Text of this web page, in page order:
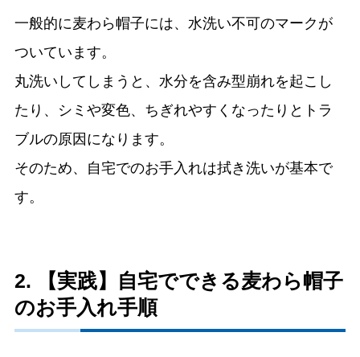
一般的に麦わら帽子には、水洗い不可のマークが
ついています。
丸洗いしてしまうと、水分を含み型崩れを起こし
たり、シミや変色、ちぎれやすくなったりとトラ
ブルの原因になります。
そのため、自宅でのお手入れは拭き洗いが基本で
す。
2. 【実践】自宅でできる麦わら帽子
のお手入れ手順